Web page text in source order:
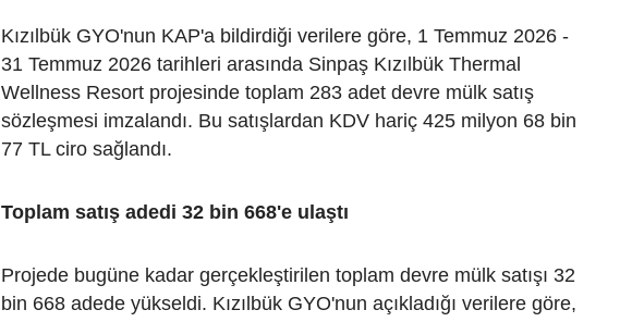
Kızılbük GYO'nun KAP'a bildirdiği verilere göre, 1 Temmuz 2026 -
31 Temmuz 2026 tarihleri arasında Sinpaş Kızılbük Thermal
Wellness Resort projesinde toplam 283 adet devre mülk satış
sözleşmesi imzalandı. Bu satışlardan KDV hariç 425 milyon 68 bin
77 TL ciro sağlandı.
Toplam satış adedi 32 bin 668'e ulaştı
Projede bugüne kadar gerçekleştirilen toplam devre mülk satışı 32
bin 668 adede yükseldi. Kızılbük GYO'nun açıkladığı verilere göre,